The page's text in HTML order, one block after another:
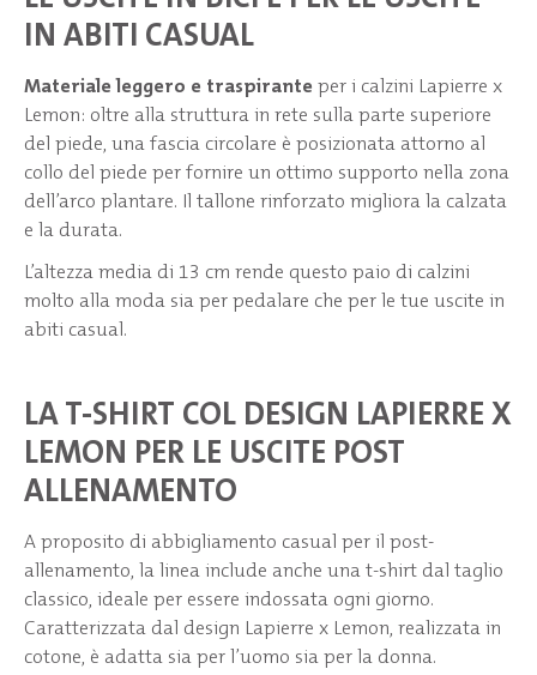
IN ABITI CASUAL
Materiale leggero e traspirante per i calzini Lapierre x
Lemon: oltre alla struttura in rete sulla parte superiore
del piede, una fascia circolare è posizionata attorno al
collo del piede per fornire un ottimo supporto nella zona
dell’arco plantare. Il tallone rinforzato migliora la calzata
e la durata.
L’altezza media di 13 cm rende questo paio di calzini
molto alla moda sia per pedalare che per le tue uscite in
abiti casual.
LA T-SHIRT COL DESIGN LAPIERRE X
LEMON PER LE USCITE POST
ALLENAMENTO
A proposito di abbigliamento casual per il post-
allenamento, la linea include anche una t-shirt dal taglio
classico, ideale per essere indossata ogni giorno.
Caratterizzata dal design Lapierre x Lemon, realizzata in
cotone, è adatta sia per l’uomo sia per la donna.